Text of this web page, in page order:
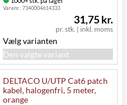
Varenr.:7340004614333
pr. stk. | inkl. moms
31,75 kr.
Vælg varianten
Den valgte variant
DELTACO U/UTP Cat6 patch
kabel, halogenfri, 5 meter,
orange